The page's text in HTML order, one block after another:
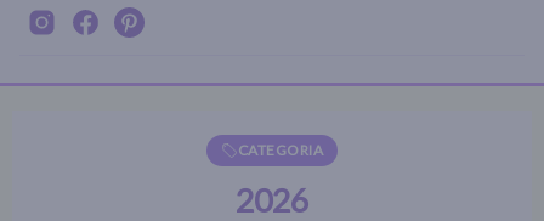
CATEGORIA
2026